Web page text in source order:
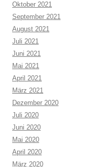
Oktober 2021
September 2021
August 2021
Juli 2021
Juni 2021
Mai 2021
April 2021
März 2021
Dezember 2020
Juli 2020
Juni 2020
Mai 2020
April 2020
März 2020